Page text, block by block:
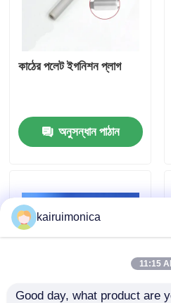
আমাদের সম্পর্কে
কারখানা ভ্রমণ
যোগাযোগ করুন
উদ্ধৃতির জন্য আবেদন
কাঠের পলেট ইগনিশন প্লাগ
অনুসন্ধান পাঠান
kairuimonica
11:15
Good day, what product are